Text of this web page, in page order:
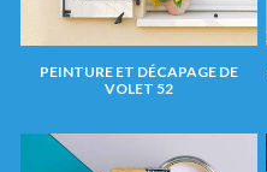
PEINTURE ET DÉCAPAGE DE
VOLET 52